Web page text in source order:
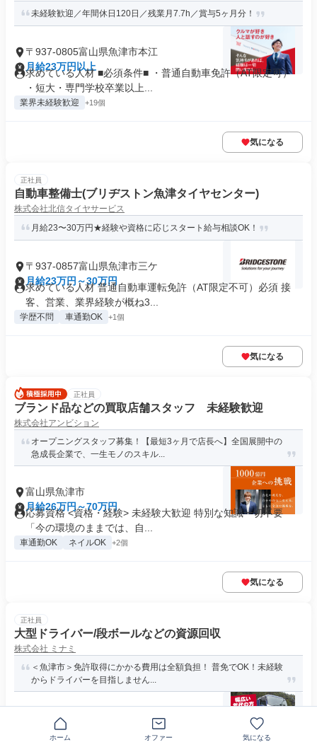
未経験歓迎／年間休日120日／残業月7.7h／賞与5ヶ月分！
〒937-0805富山県魚津市本江
月給23万円以上
求めている人材 ■必須条件■ ・普通自動車免許（AT限定可）
・短大・専門学校卒業以上...
業界未経験歓迎 +19個
気になる
正社員
自動車整備士(ブリヂストン魚津タイヤセンター)
株式会社北信タイヤサービス
月給23〜30万円★経験や資格に応じスタート給与相談OK！
〒937-0857富山県魚津市三ケ
月給23万円～30万円
求めている人材 普通自動車運転免許（AT限定不可）必須 接
客、営業、業界経験が概ね3...
学歴不問 車通勤OK +1個
気になる
正社員
ブランド品などの買取店舗スタッフ 未経験歓迎
株式会社アンビション
オープニングスタッフ募集！【最短3ヶ月で店長へ】全国展開中の
急成長企業で、一生モノのスキル...
富山県魚津市
月給26万円～70万円
応募資格 <資格・経験> 未経験大歓迎 特別な知識一切不要
「今の環境のままでは、自...
車通勤OK ネイルOK +2個
気になる
正社員
大型ドライバー/段ボールなどの資源回収
株式会社 ミナミ
＜魚津市＞免許取得にかかる費用は全額負担！ 普免でOK！未経験
からドライバーを目指しません...
〒937-0014富山県魚津市青柳
月給23万1000円～24万7500円
資格・経験 定年制あり（65歳） トラック運転ブランクのある
ホーム オファー 気になる